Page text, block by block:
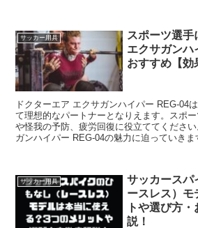
サッカー用具
スポーツ選手
エクサガンハ
おすすめ【効
ドクターエア エクサガンハイパー REG-04
て理想的なパートナーとなりえます。スポ
や怪我の予防、疲労回復に役立ててくださ
ガンハイパー REG-04の魅力に迫っていきま
サッカー用具
サッカースパ
ースレス）モ
トや選び方
説！